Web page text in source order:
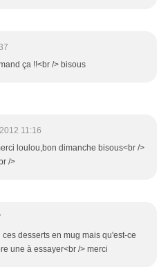
ça !!<br /> bisous
11:16
loulou,bon dimanche bisous<br />
/>
desserts en mug mais qu'est-ce
une à essayer<br /> merci